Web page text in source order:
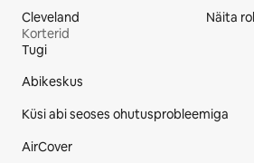
Cleveland
Korterid
Näita
Saidi jalus
Tugi
Abikeskus
Küsi abi seoses ohutusprobleemiga
AirCover